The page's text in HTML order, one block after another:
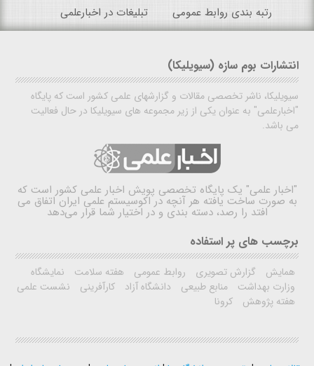
رتبه بندی روابط عمومی تبلیغات در اخبارعلمی
انتشارات بوم سازه (سیویلیکا)
سیویلیکا، ناشر تخصصی مقالات و گزارشهای علمی کشور است که پایگاه
"اخبارعلمی" به عنوان یکی از زیر مجموعه های سیویلیکا در حال فعالیت
می باشد.
"اخبار علمی" یک پایگاه تخصصی پویش اخبار علمی کشور است که
به صورت ساخت یافته هر آنچه در اکوسیستم علمی ایران اتفاق می
افتد را رصد، دسته بندی و در اختیار شما قرار می‌دهد
برچسب های پر استفاده
همایش گزارش تصویری روابط عمومی هفته سلامت
نمایشگاه
وزارت بهداشت
منابع طبیعی دانشگاه آزاد کارآفرینی
نشست علمی
هفته پژوهش
کرونا